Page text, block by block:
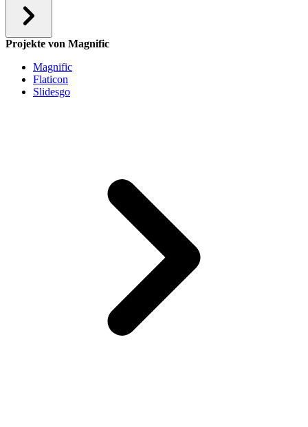
Projekte von Magnific
Magnific
Flaticon
Slidesgo